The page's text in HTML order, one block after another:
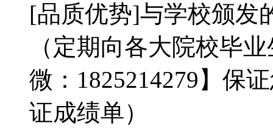
[品质优势]与学校颁发
（定期向各大院校毕
微：1825214279】保
证成绩单）